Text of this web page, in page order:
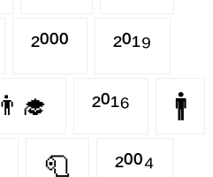
²⁰⁰⁰ ²⁰¹⁹
👨‍🎓 ²⁰¹⁶ 🚹
🧻 ²⁰⁰⁴